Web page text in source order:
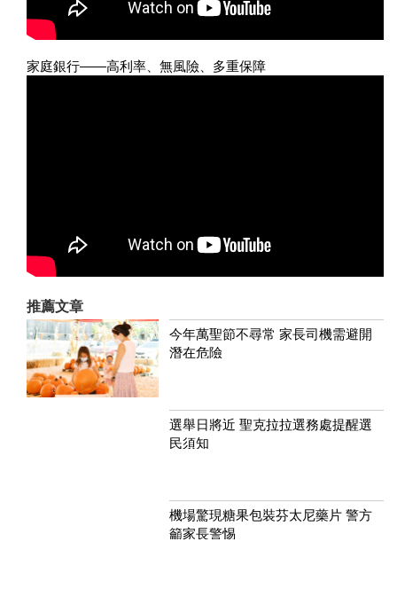
家庭銀行——高利率、無風險、多重保障
推薦文章
今年萬聖節不尋常 家長司機需避開
潛在危險
選舉日將近 聖克拉拉選務處提醒選
民須知
機場驚現糖果包裝芬太尼藥片 警方
籲家長警惕